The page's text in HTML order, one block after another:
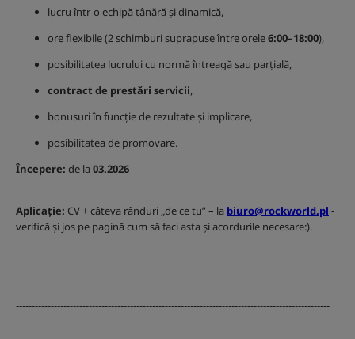
lucru într-o echipă tânără și dinamică,
ore flexibile (2 schimburi suprapuse între orele6:00–18:00),
posibilitatea lucrului cu normă întreagă sau parțială,
contract de prestări servicii,
bonusuri în funcție de rezultate și implicare,
posibilitatea de promovare.
Începere: de la03.2026
Aplicație: CV + câteva rânduri „de ce tu” – la biuro@rockworld.pl -
verifică și jos pe pagină cum să faci asta și acordurile necesare:).
---------------------------------------------------------------------------------------------------